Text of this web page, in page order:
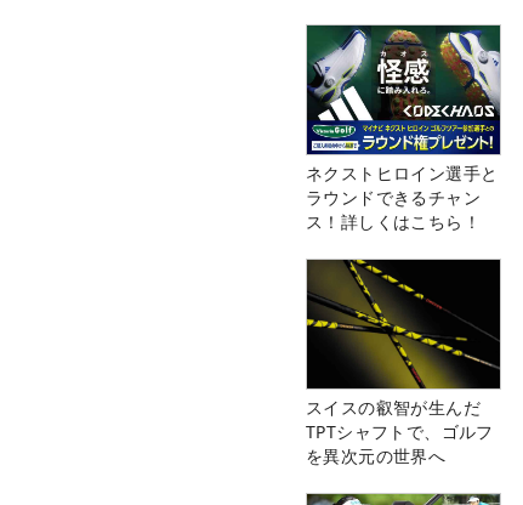
ネクストヒロイン選手と
ラウンドできるチャン
ス！詳しくはこちら！
スイスの叡智が生んだ
TPTシャフトで、ゴルフ
を異次元の世界へ